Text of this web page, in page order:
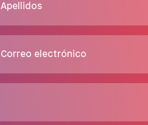
Apellidos
Correo electrónico